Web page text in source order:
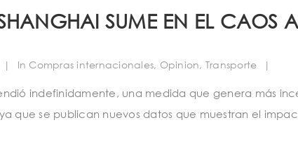
SUME EN EL CAOS
| In Compras internacionales, Opinion, Transporte |
indefinidamente, una medida que genera más
que se publican nuevos datos que muestran el